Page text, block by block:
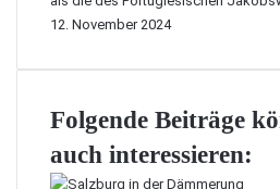
12. November 2024
Folgende Beiträge
auch interessieren: